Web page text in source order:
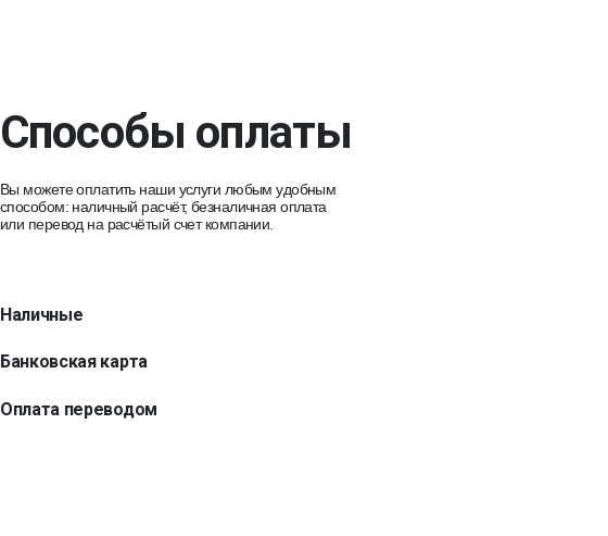
Способы оплаты
Вы можете оплатить наши услуги любым удобным
способом: наличный расчёт, безналичная оплата
или перевод на расчётый счет компании.
Наличные
Банковская карта
Оплата переводом